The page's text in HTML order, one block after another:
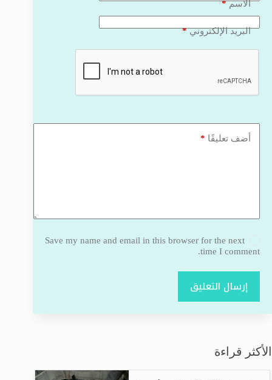
الاسم*
البريد الإلكتروني*
أضف تعليقًا *
Save my name and email in this browser for the next
time I comment.
إرسال التعليق
الأكثر قراءة